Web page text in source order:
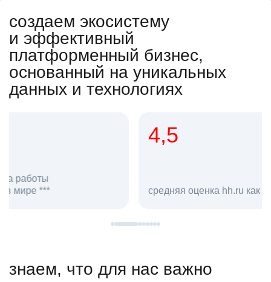
создаем экосистему
и эффективный
платформенный бизнес,
основанный на уникальных
данных и технологиях
средняя оценка hh.ru как работодателя **
в hh.ru
знаем, что для нас важно